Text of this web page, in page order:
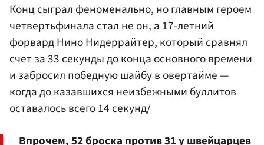
Конц сыграл феноменально, но главным героем
четвертьфинала стал не он, а 17-летний
форвардНино Нидеррайтер, который сравнял
счет за 33 секунды до конца основного времени
и забросил победную шайбу в овертайме —
когда до казавшихся неизбежными буллитов
оставалось всего 14 секунд/
Впрочем, 52 броска против 31 у швейцарцев